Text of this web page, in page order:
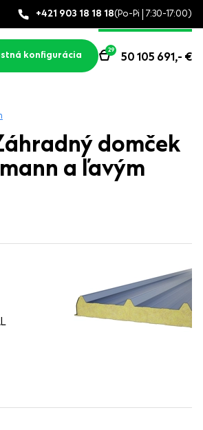
+421 903 18 18 18(Po-Pi | 7:30-17:00)
konfigurácia 50 105 691,- €
29
domček
a ľavým